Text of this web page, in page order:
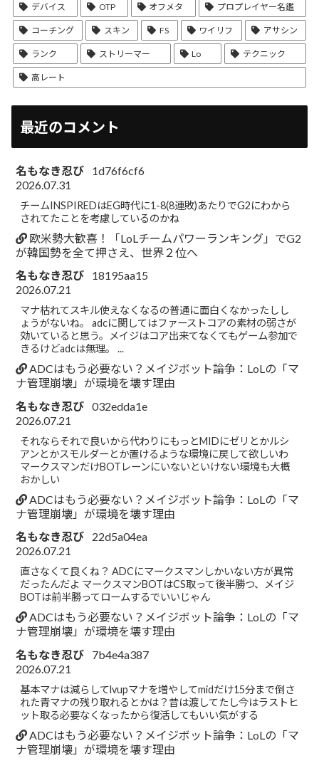
デバイス OTP オフメタ プロプレイヤー名鑑
コーチング スキン FS ワイリフ アサシン
ランク ストリーマー Lo テクニック
高レート
最近のコメント
名もなき忍び
1d76f6cf6
2026.07.31
チームINSPIREDはEG時代に1-8(8連敗)あたりでG2にわから
されてたことを考慮しているのかね
欧米勢大歓喜！「LoLチームパワーランキング」でG2
が韓国勢を全て押さえ、世界２位へ
名もなき忍び
18195aa15
2026.07.21
マナ枯れてスキル使えなくなるの普通に面白くなかったしし
ょうがないね。 adcに関してはファーストコアの素材の弱さが
効いていると思う。メイジはコア出来てなくてもゲーム参加で
きるけどadcは無理。 ...
ADCはもう必要ない？メイジボット論争：LoLの「マ
ナ管理崩壊」が環境を壊す理由
名もなき忍び 032edda1e
2026.07.21
それならそれで良いから代わりにもっとMIDにゼリとかルシ
アンとかスモルダーとか置けるような環境に戻して欲しいわ
マークスマンだけBOTレーンにいないといけない環境も大概
おかしい
ADCはもう必要ない？メイジボット論争：LoLの「マ
ナ管理崩壊」が環境を壊す理由
名もなき忍び
22d5a04ea
2026.07.21
直さなくて良くね？ ADCにマークスマンしかいない方が異常
だったんだよ マークスマンBOTはCS取って後半勝つ、メイジ
BOTは前半勝ってロームするでいいじゃん
ADCはもう必要ない？メイジボット論争：LoLの「マ
ナ管理崩壊」が環境を壊す理由
名もなき忍び
7b4e4a387
2026.07.21
基本マナは減らしてlvupマナを増やしてmidだけ15分まで倒さ
れた青マナの残り取れるとかは？昔は渡してたし今はラストヒ
ット取る必要なくなったから復活してもいい気がする
ADCはもう必要ない？メイジボット論争：LoLの「マ
ナ管理崩壊」が環境を壊す理由